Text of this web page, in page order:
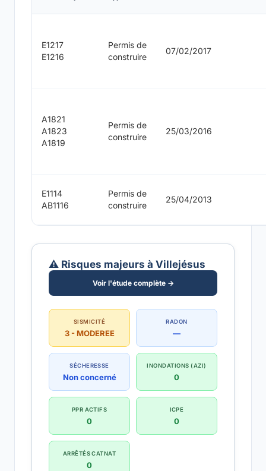
E1217
E1216
Permis de
construire
07/02/2017
A1821
A1823
A1819
Permis de
construire
25/03/2016
E1114
AB1116
Permis de
construire
25/04/2013
⚠️ Risques majeurs à Villejésus
Voir l'étude complète →
SISMICITÉ
3 - MODEREE
RADON
—
SÉCHERESSE
Non concerné
INONDATIONS (AZI)
0
PPR ACTIFS
0
ICPE
0
ARRÊTÉS CATNAT
0